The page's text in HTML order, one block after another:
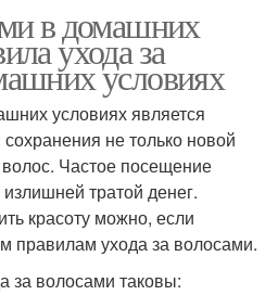
в домашних
ухода за
условиях
условиях является
не только новой
Частое посещение
тратой денег.
красоту можно, если
правилам ухода за волосами.
за волосами таковы: